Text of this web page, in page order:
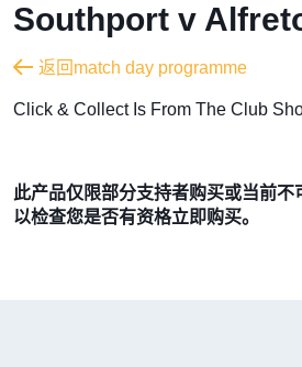
Southport v
返回match day programme
​Click & Collect Is From The Club
此产品仅限部分支持者购买或当前不
以检查您是否有资格立即购买。